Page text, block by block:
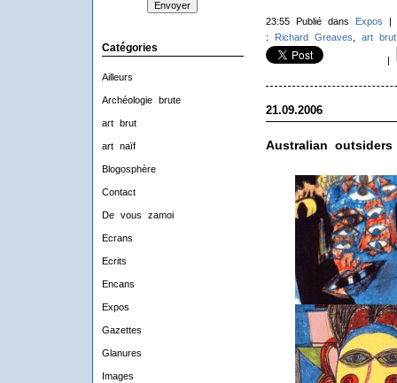
Catégories
Ailleurs
Archéologie brute
art brut
art naïf
Blogosphère
Contact
De vous zamoi
Ecrans
Ecrits
Encans
Expos
Gazettes
Glanures
Images
23:55 Publié dans Expos
:
Richard Greaves, art brut
21.09.2006
Australian outsiders